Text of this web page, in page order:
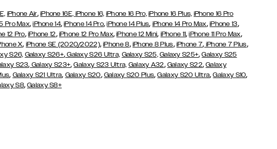
iPhone Air, iPhone 16E, iPhone 16, iPhone 16 Pro, iPhone 16 Plus, iPhone 16 Pro
Pro Max,iPhone 14,iPhone 14 Pro,iPhone 14 Plus, iPhone 14 Pro Max, iPhone 13,
12 Pro, iPhone 12, iPhone 12 Pro Max,iPhone 12 Mini, iPhone 11,iPhone 11 Pro Max,
X, iPhone SE (2020/2022),iPhone 8, iPhone 8 Plus, iPhone 7, iPhone 7 Plus,
S26, Galaxy S26+,Galaxy S26 Ultra, Galaxy S25, Galaxy S25+,Galaxy S25
S23, Galaxy S23+,Galaxy S23 Ultra, Galaxy A32, Galaxy S22,Galaxy
, Galaxy S21 Ultra, Galaxy S20, Galaxy S20 Plus,Galaxy S20 Ultra,Galaxy S10,
S8,Galaxy S8+